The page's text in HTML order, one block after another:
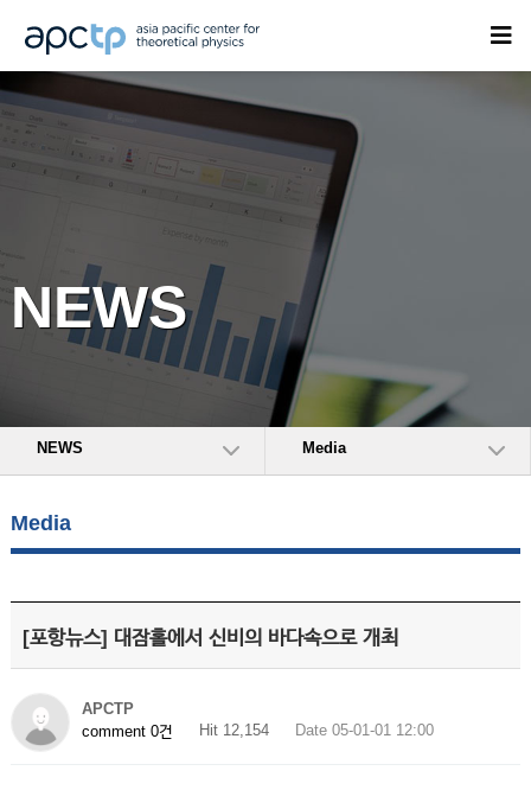
NEWS
NEWS Media
Media
[포항뉴스] 대잠홀에서 신비의 바다속으로 개최
APCTP
comment 0건
Hit 12,154 Date 05-01-01 12:00